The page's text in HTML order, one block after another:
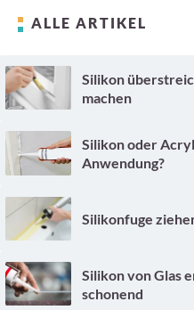
ALLE ARTIKEL
Silikon
machen
Silikon oder
Anwendung?
Silikonfuge
Silikon von Glas
schonend